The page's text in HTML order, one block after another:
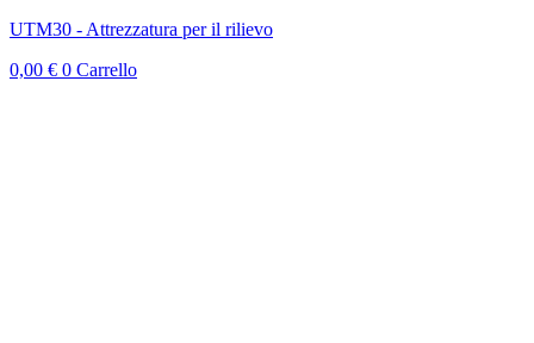
UTM30 - Attrezzatura per il rilievo
0,00 € 0 Carrello